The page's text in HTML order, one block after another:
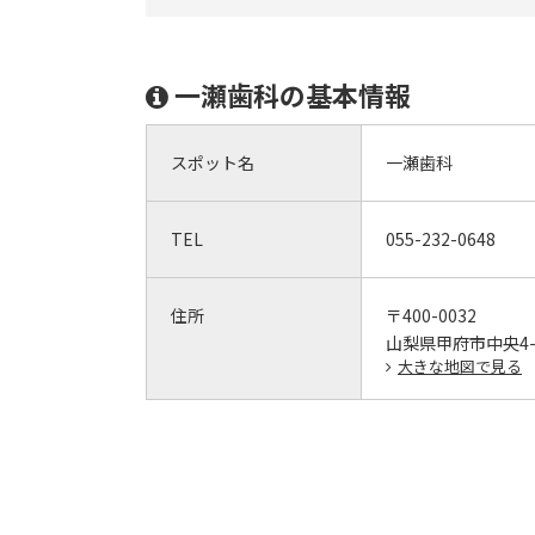
一瀬歯科の基本情報
スポット名 一瀬歯科
TEL 055-232-0648
住所
〒400-0032
山梨県甲府市中央
大きな地図で見る